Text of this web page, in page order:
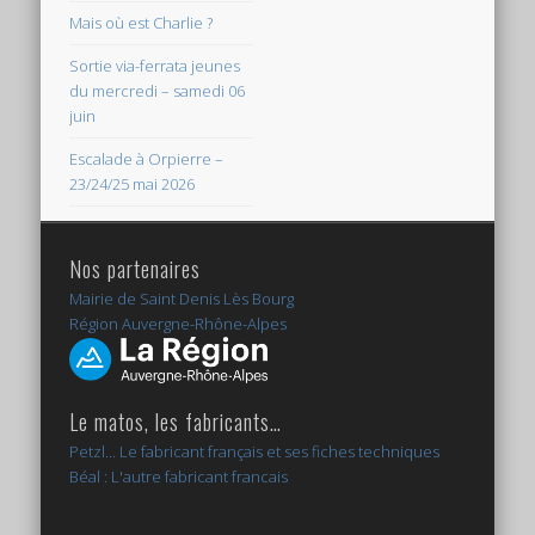
Mais où est Charlie ?
Sortie via-ferrata jeunes
du mercredi – samedi 06
juin
Escalade à Orpierre –
23/24/25 mai 2026
Nos partenaires
Mairie de Saint Denis Lès Bourg
Région Auvergne-Rhône-Alpes
Le matos, les fabricants…
Petzl... Le fabricant français et ses fiches techniques
Béal : L'autre fabricant francais